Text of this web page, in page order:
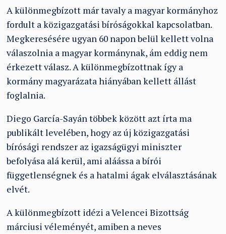
A különmegbízott már tavaly a magyar kormányhoz
fordult a közigazgatási bíróságokkal kapcsolatban.
Megkeresésére ugyan 60 napon belül kellett volna
válaszolnia a magyar kormánynak, ám eddig nem
érkezett válasz. A különmegbízottnak így a
kormány magyarázata hiányában kellett állást
foglalnia.
Diego García-Sayán többek között azt írta ma
publikált levelében, hogy az új közigazgatási
bírósági rendszer az igazságügyi miniszter
befolyása alá kerül, ami aláássa a bírói
függetlenségnek és a hatalmi ágak elválasztásának
elvét.
A különmegbízott idézi a Velencei Bizottság
márciusi véleményét, amiben a neves